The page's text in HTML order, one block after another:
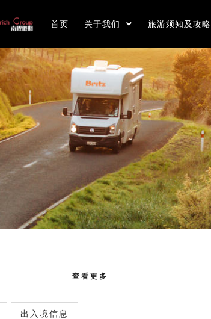
首页 关于我们 旅游须知及攻略
查看更多
出入境信息